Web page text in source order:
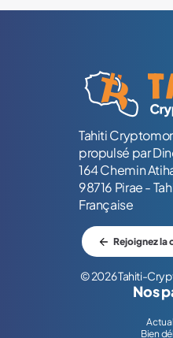
Tahiti
propulsé par
164 Chemin
98716 Pirae -
Française
Rejoignez la
© 2026 Tahiti-
Nos
Bien